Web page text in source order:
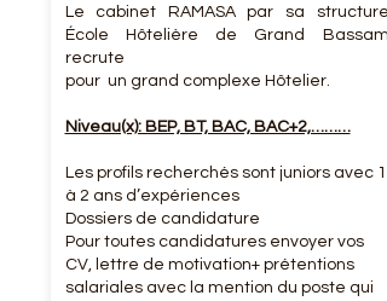
Le cabinet RAMASA par sa structure
École Hôtelière de Grand Bassam
recrute
pour un grand complexe Hôtelier.
Niveau(x): BEP, BT, BAC, BAC+2,………
Les profils recherchés sont juniors avec 1
à 2 ans d’expériences
Dossiers de candidature
Pour toutes candidatures envoyer vos
CV, lettre de motivation+ prétentions
salariales avec la mention du poste qui